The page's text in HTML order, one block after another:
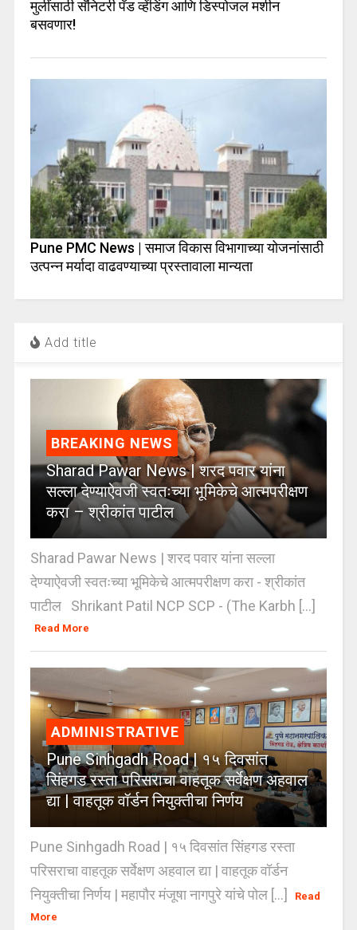
मुलींसाठी सॅनिटरी पॅड व्हेंडिंग आणि डिस्पोजल मशीन
बसवणार!
Pune PMC News | समाज विकास विभागाच्या योजनांसाठी
उत्पन्न मर्यादा वाढवण्याच्या प्रस्तावाला मान्यता
Add title
BREAKING NEWS
Sharad Pawar News | शरद पवार यांना
सल्ला देण्याऐवजी स्वतःच्या भूमिकेचे आत्मपरीक्षण
करा – श्रीकांत पाटील
Sharad Pawar News | शरद पवार यांना सल्ला
देण्याऐवजी स्वतःच्या भूमिकेचे आत्मपरीक्षण करा - श्रीकांत
पाटील Shrikant Patil NCP SCP - (The Karbh [...]
Read More
ADMINISTRATIVE
Pune Sinhgadh Road | १५ दिवसांत
सिंहगड रस्ता परिसराचा वाहतूक सर्वेक्षण अहवाल
द्या | वाहतूक वॉर्डन नियुक्तीचा निर्णय
Pune Sinhgadh Road | १५ दिवसांत सिंहगड रस्ता
परिसराचा वाहतूक सर्वेक्षण अहवाल द्या | वाहतूक वॉर्डन
नियुक्तीचा निर्णय | महापौर मंजूषा नागपुरे यांचे पोल [...]
Read
More